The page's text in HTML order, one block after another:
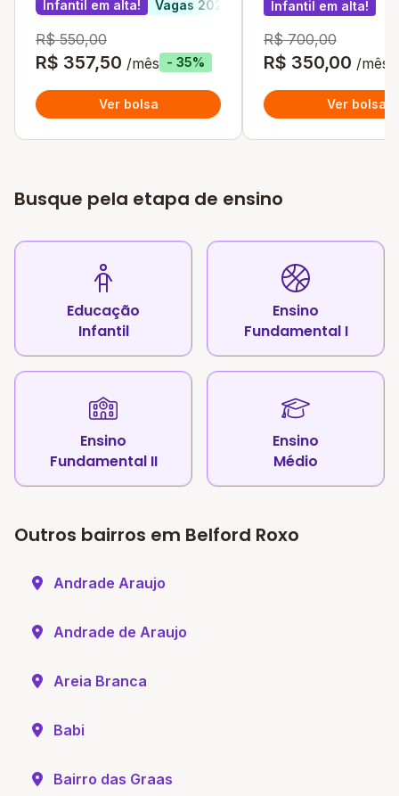
Infantil em alta! Vagas 2027
R$ 550,00
R$ 357,50 /mês - 35%
Ver bolsa
Infantil em alta!
R$ 700,00
R$ 350,00 /mês
Ver bolsa
Busque pela etapa de ensino
Educação
Infantil
Ensino
Fundamental I
Ensino
Fundamental II
Ensino
Médio
Outros bairros em Belford Roxo
Andrade Araujo
Andrade de Araujo
Areia Branca
Babi
Bairro das Graas